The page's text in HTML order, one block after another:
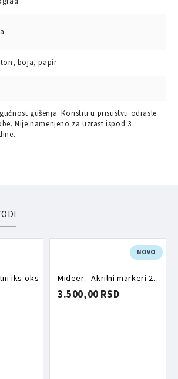
boja, papir
gušenja. Koristiti u prisustvu odrasle
Nije namenjeno za uzrast ispod 3
iks-oks
NOVO
Mideer - Akrilni markeri 24 komada
3.500,00 RSD